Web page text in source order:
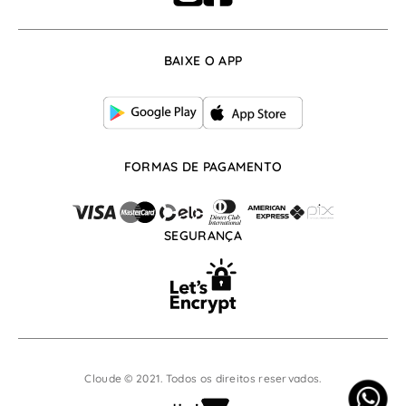
Whatsapp: (17) 99666-8253
De segunda à sexta, das 07:30h às 17:30h
BAIXE O APP
FORMAS DE PAGAMENTO
SEGURANÇA
Cloude © 2021. Todos os direitos reservados.